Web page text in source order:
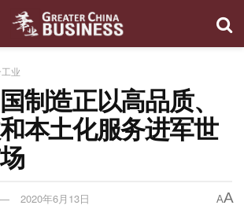
业
制造正以高品质、
本土化服务进军世
2020年6月13日 AA